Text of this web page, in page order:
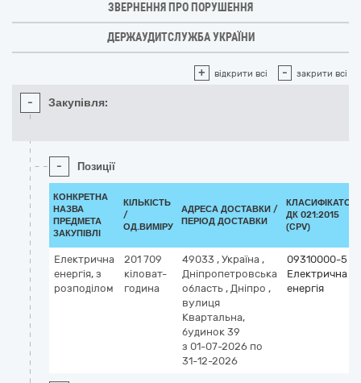
ЗВЕРНЕННЯ ПРО ПОРУШЕННЯ
ДЕРЖАУДИТСЛУЖБА УКРАЇНИ
+ відкрити всі - закрити всі
- Закупівля:
- Позиції
КОНКРЕТНА
НАЗВА
ПРЕДМЕТА
ЗАКУПІВЛІ
КІЛЬКІСТЬ
/
ОД.ВИМІРУ
АДРЕСА ДОСТАВКИ /
ПЕРІОД ДОСТАВКИ
КЛАСИФІКАТОР
ДК 021:2015
(CPV)
Електрична
енергія, з
розподілом
201 709
кіловат-
година
49033 , Україна ,
Дніпропетровська
область , Дніпро ,
вулиця
Квартальна,
будинок 39
з 01-07-2026 по
31-12-2026
09310000-5
Електрична
енергія